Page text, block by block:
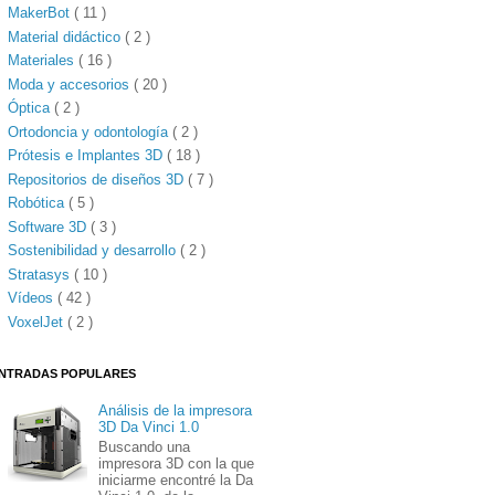
MakerBot( 11 )
Material didáctico( 2 )
Materiales( 16 )
Moda y accesorios( 20 )
Óptica( 2 )
Ortodoncia y odontología( 2 )
Prótesis e Implantes 3D( 18 )
Repositorios de diseños 3D( 7 )
Robótica( 5 )
Software 3D( 3 )
Sostenibilidad y desarrollo( 2 )
Stratasys( 10 )
Vídeos( 42 )
VoxelJet( 2 )
POPULARES
Análisis de la impresora
3D Da Vinci 1.0
Buscando una
impresora 3D con la que
iniciarme encontré la Da